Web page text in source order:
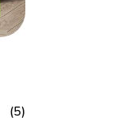
(5)